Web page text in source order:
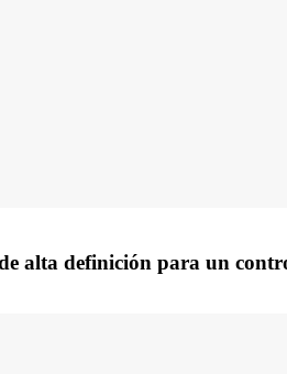
alta definición para un